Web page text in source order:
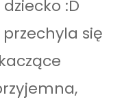
:D
się